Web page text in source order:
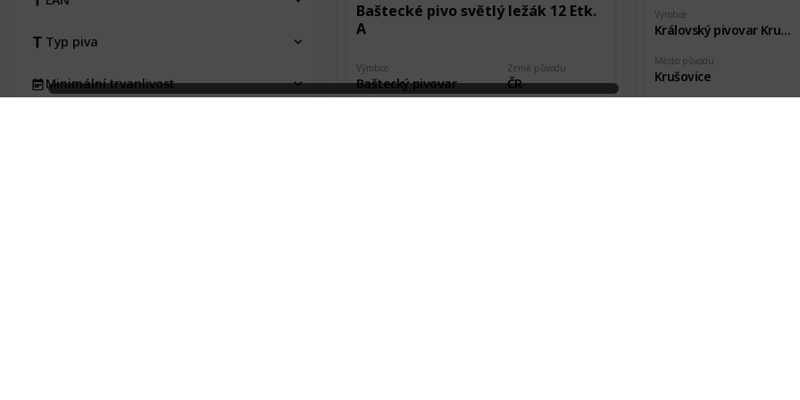
Baštecké pivo světlý ležák 12 Etk.
A
Výrobce
Baštecký pivovar
Země původu
ČR
Výrobce
Královský pivovar Krušovice
Město původu
Krušovice
Typ piva
Minimální trvanlivost